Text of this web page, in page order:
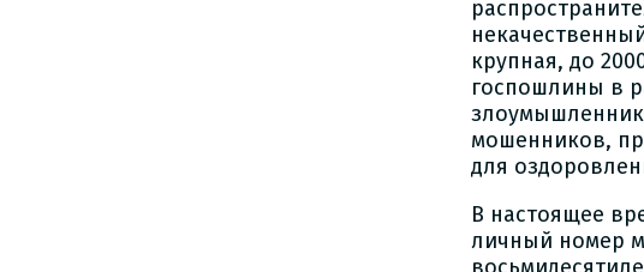
крупная, до
госпошлины в
мошенников,
для
В настоящее
личный номер